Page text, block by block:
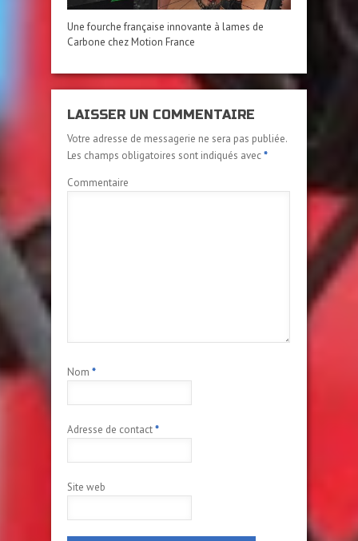
Une fourche française innovante à lames de
Carbone chez Motion France
LAISSER UN COMMENTAIRE
Votre adresse de messagerie ne sera pas publiée.
Les champs obligatoires sont indiqués avec*
Commentaire
Nom *
Adresse de contact*
Site web